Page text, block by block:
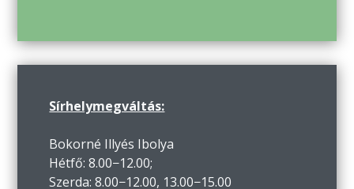
Sírhelymegváltás:
Bokorné Illyés Ibolya
Hétfő: 8.00−12.00;
Szerda: 8.00−12.00, 13.00−15.00